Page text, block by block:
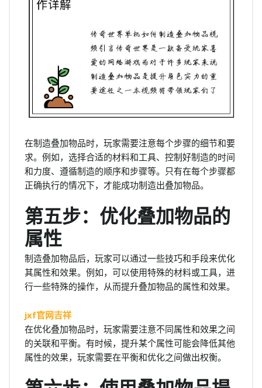
在制造叠加物品时，玩家需要注意每个步骤的细节和要
求。例如，选择合适的材料和工具、控制好制造的时间
和力度、遵循制造的顺序和步骤等。只有在每个步骤都
正确执行的情况下，才能成功制造出叠加物品。
第五步：优化叠加物品的
属性
制造叠加物品后，玩家可以通过一些技巧和手段来优化
其属性和效果。例如，可以使用特殊的材料或工具，进
行一些特殊的操作，从而提升叠加物品的属性和效果。
jxf官网吉祥
在优化叠加物品时，玩家需要注意不同属性和效果之间
的关联和平衡。有时候，提升某个属性可能会降低其他
属性的效果，玩家需要在平衡和优化之间做出权衡。